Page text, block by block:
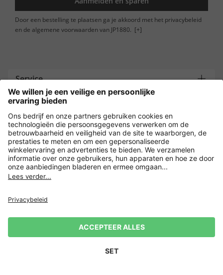
Door een bestelling te plaatsen ga je akkoord met het privacybeleid
en de algemene voorwaarden van JP1880. [+]
Service
Bedrijf
Contacteer ons
Overige webwinkels
Nederland
Versleuteling met